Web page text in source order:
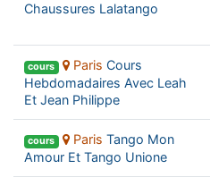
Chaussures Lalatango
cours Paris Cours
Hebdomadaires Avec Leah
Et Jean Philippe
cours Paris Tango Mon
Amour Et Tango Unione